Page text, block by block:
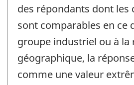
des répondants dont les
sont comparables en ce
groupe industriel ou à la
géographique, la
comme une valeur